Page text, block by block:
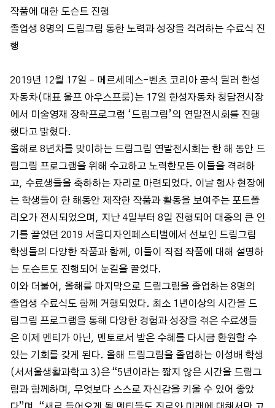
작품에 대한 도슨트 진행
졸업생 8명의 드림그림 통한 노력과 성장을 격려하는 수료식 진
행
2019년 12월 17일 – 메르세데스-벤츠 코리아 공식 딜러 한성
자동차(대표 울프 아우스프룽)는 17일 한성자동차 청담전시장
에서 미술영재 장학프로그램 ‘드림그림’의 연말전시회를 진행
했다고 밝혔다.
올해로 8년차를 맞이하는 드림그림 연말전시회는 한 해 동안 드
림그림 프로그램을 위해 수고하고 노력한모든 이들을 격려하
고, 수료생들을 축하하는 자리로 마련되었다. 이날 행사 현장에
는 학생들이 한 해동안 제작한 작품과 활동을 보여주는 포트폴
리오가 전시되었으며, 지난 4일부터 8일 진행되어 대중의 큰 인
기를 끌었던 2019 서울디자인페스티벌에서 선보인 드림그림
학생들의 다양한 작품과 함께, 이들이 직접 작품에 대해 설명하
는 도슨트도 진행되어 눈길을 끌었다.
이와 더불어, 올해를 마지막으로 드림그림을 졸업하는 8명의
졸업생 수료식도 함께 거행되었다. 최소 1년이상의 시간을 드
림그림 프로그램을 통해 다양한 경험과 성장을 겪은 수료생들
은 이제 멘티가 아닌, 멘토로서 받은 수혜를 다시금 환원할 수
있는 기회를 갖게 된다. 올해 드림그림을 졸업하는 이성배 학생
(서서울생활과학고 3)은 “5년이라는 짧지 않은 시간을 드림그
림과 함께하며, 무엇보다 스스로 자신감을 키울 수 있어 좋았